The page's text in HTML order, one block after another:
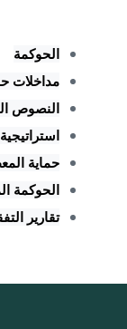
الحوكمة
مداخلات
النصوص
حماية
الحوكمة
تقارير